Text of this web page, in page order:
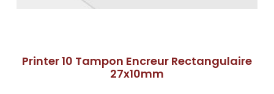
Printer 10 Tampon Encreur Rectangulaire
27x10mm